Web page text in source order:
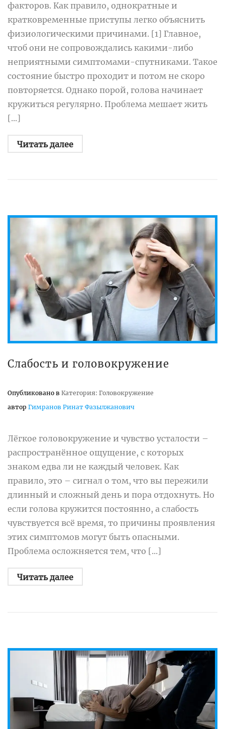
факторов. Как правило, однократные и
кратковременные приступы легко объяснить
физиологическими причинами. [1] Главное,
чтоб они не сопровождались какими-либо
неприятными симптомами-спутниками. Такое
состояние быстро проходит и потом не скоро
повторяется. Однако порой, голова начинает
кружиться регулярно. Проблема мешает жить
[...]
Читать далее
Слабость и головокружение
Опубликовано в Категория: Головокружение
автор Гимранов Ринат Фазылжанович
Лёгкое головокружение и чувство усталости –
распространённое ощущение, с которых
знаком едва ли не каждый человек. Как
правило, это – сигнал о том, что вы пережили
длинный и сложный день и пора отдохнуть. Но
если голова кружится постоянно, а слабость
чувствуется всё время, то причины проявления
этих симптомов могут быть опасными.
Проблема осложняется тем, что [...]
Читать далее